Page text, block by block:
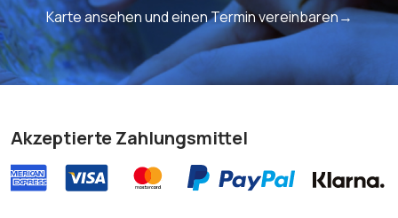
Karte ansehen und einen Termin vereinbaren→
Akzeptierte Zahlungsmittel